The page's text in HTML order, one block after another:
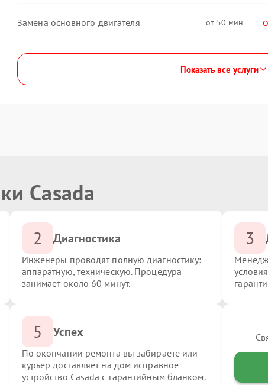
Замена основного двигателя 50
Показать все услуги
Casada
2 Диагностика
Инженеры проводят полную диагностику:
аппаратную, техническую. Процедура
занимает около 60 минут.
3
5 Успех
По окончании ремонта вы забираете или
курьер доставляет на дом исправное
устройство Casada с гарантийным бланком.